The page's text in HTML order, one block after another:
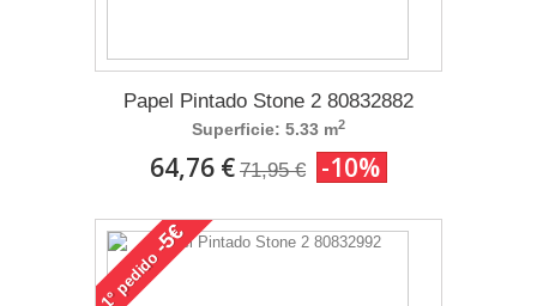
Papel Pintado Stone 2 80832882
Superficie: 5.33 m2
64,76 € 71,95 € -10%
1°
pedido
-5€